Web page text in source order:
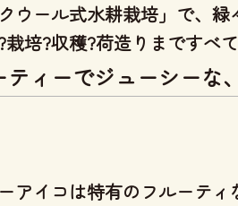
ウール式水耕栽培」 で、緑
栽培?収穫?荷造りまですべ
ティーでジューシーな
アイコは特有のフルーティ